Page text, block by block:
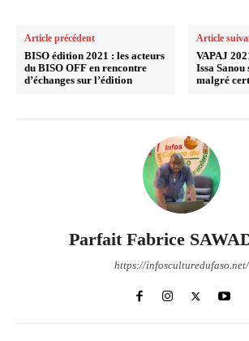
Article précédent
BISO édition 2021 : les acteurs
du BISO OFF en rencontre
d’échanges sur l’édition
Article
VAPAJ
Issa
malgré
Parfait Fabrice
https://infosculturedufaso.net/